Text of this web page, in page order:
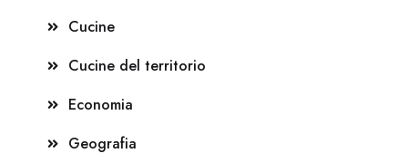
Cucine
Cucine del territorio
Economia
Geografia